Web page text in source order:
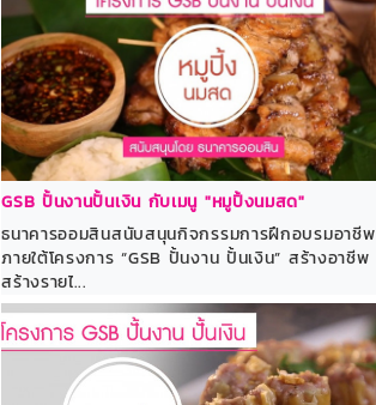
GSB ปั้นงานปั้นเงิน กับเมนู "หมูปิ้งนมสด"
ธนาคารออมสินสนับสนุนกิจกรรมการฝึกอบรมอาชีพ
ภายใต้โครงการ “GSB ปั้นงาน ปั้นเงิน” สร้างอาชีพ
สร้างรายไ...